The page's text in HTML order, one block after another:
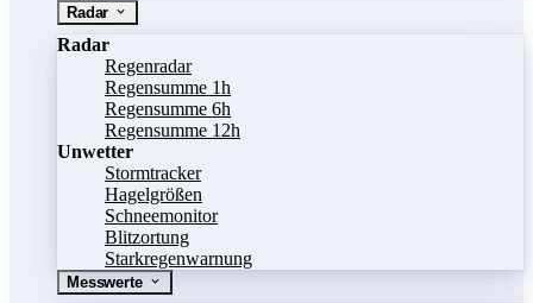
Radar
Radar
Regenradar
Regensumme 1h
Regensumme 6h
Regensumme 12h
Unwetter
Stormtracker
Hagelgrößen
Schneemonitor
Blitzortung
Starkregenwarnung
Messwerte